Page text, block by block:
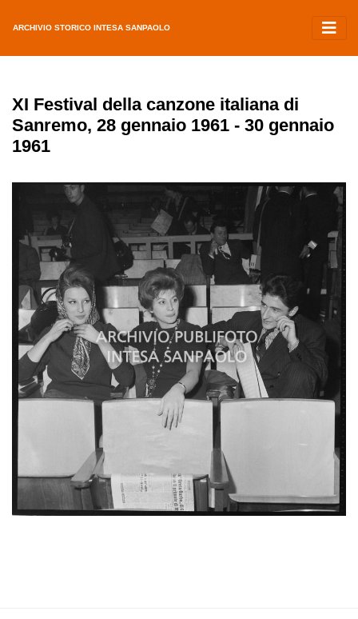
ARCHIVIO STORICO INTESA SANPAOLO
XI Festival della canzone italiana di
Sanremo, 28 gennaio 1961 - 30 gennaio
1961